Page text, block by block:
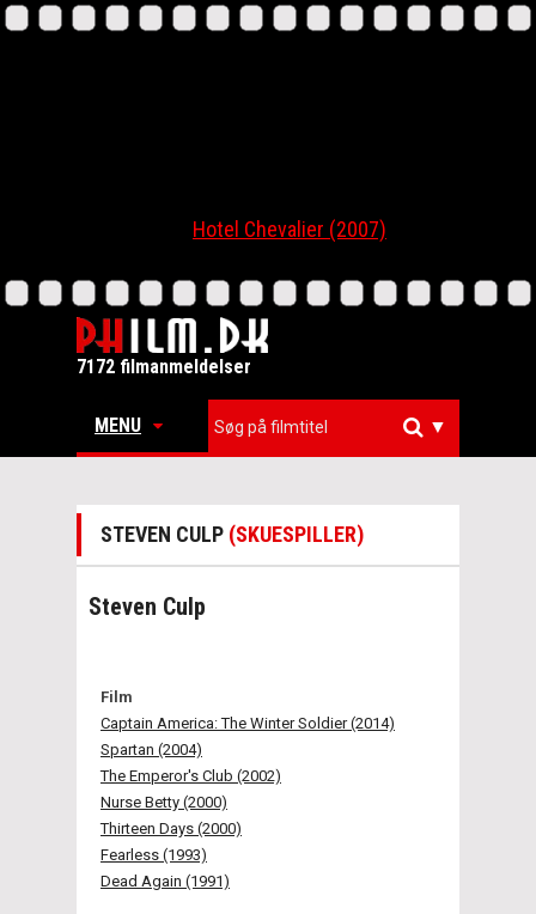
Hotel Chevalier (2007)
7172 filmanmeldelser
MENU ▼
STEVEN CULP (SKUESPILLER)
Steven Culp
Film
Captain America: The Winter Soldier (2014)
Spartan (2004)
The Emperor's Club (2002)
Nurse Betty (2000)
Thirteen Days (2000)
Fearless (1993)
Dead Again (1991)